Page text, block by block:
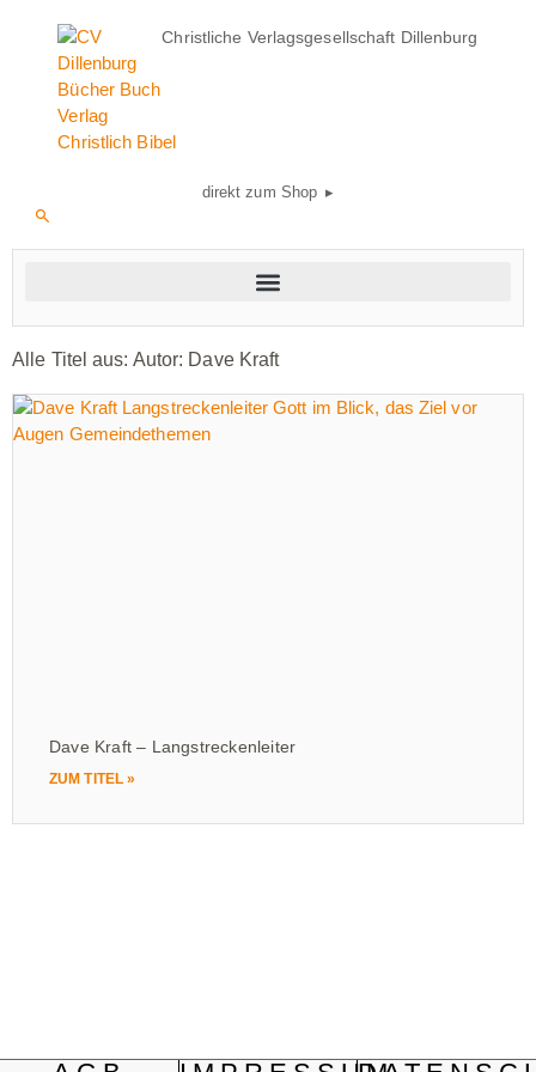
Christliche Verlagsgesellschaft Dillenburg
direkt zum Shop ▸
Alle Titel aus: Autor: Dave Kraft
Dave Kraft – Langstreckenleiter
ZUM TITEL »